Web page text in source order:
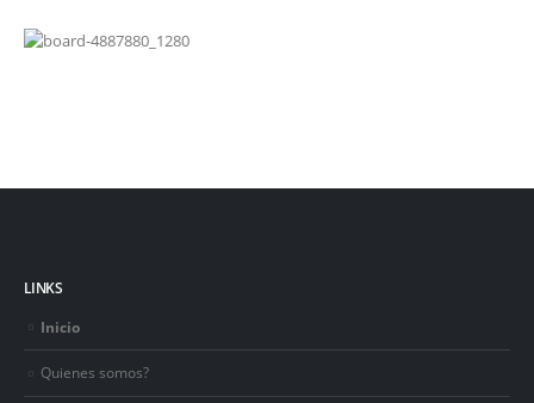
LINKS
Inicio
Quienes somos?